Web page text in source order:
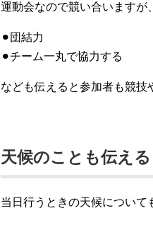
運動会なので競い合いますが
⚫︎団結力
⚫︎チーム一丸で協力する
なども伝えると参加者も競技
天候のことも伝え
当日行うときの天候について